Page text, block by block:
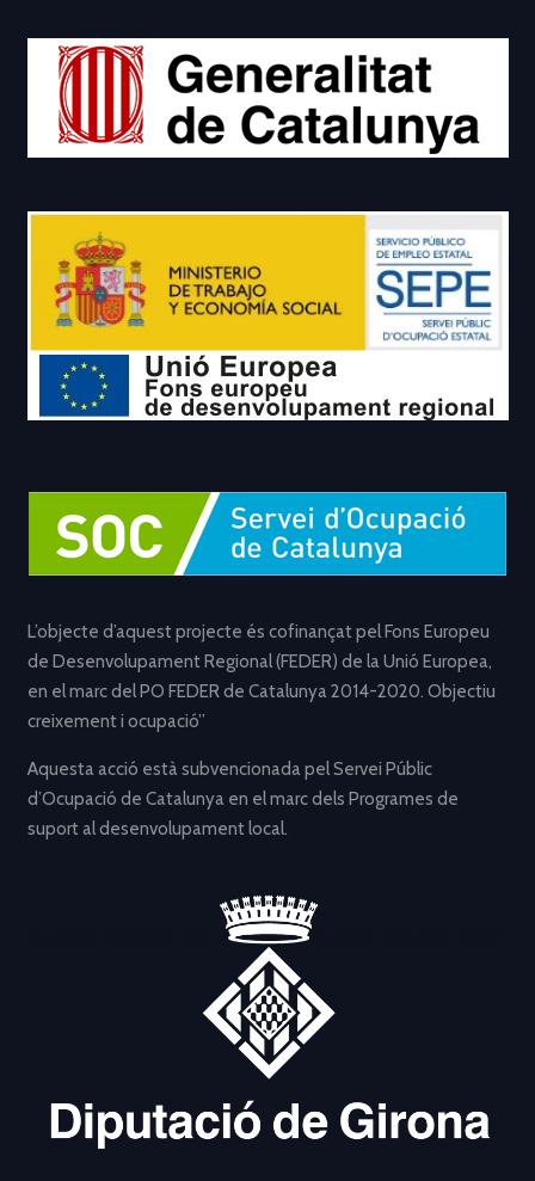
L’objecte d’aquest projecte és cofinançat pel Fons Europeu
de Desenvolupament Regional (FEDER) de la Unió Europea,
en el marc del PO FEDER de Catalunya 2014-2020. Objectiu
creixement i ocupació”
Aquesta acció està subvencionada pel Servei Públic
d’Ocupació de Catalunya en el marc dels Programes de
suport al desenvolupament local.